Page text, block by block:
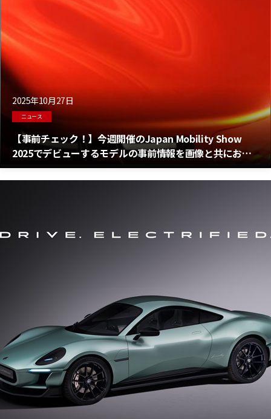
2025年10月27日
ニュース
【事前チェック！】今週開催のJapan Mobility Show
2025でデビューするモデルの事前情報を画像と共にお届
け！ショーカーの一覧と最新情報！